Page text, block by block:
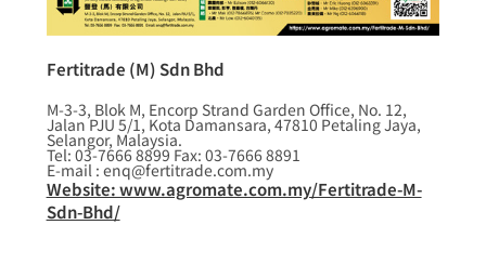
Fertitrade (M) Sdn Bhd
M-3-3, Blok M, Encorp Strand Garden Office, No. 12,
Jalan PJU 5/1, Kota Damansara, 47810 Petaling Jaya,
Selangor, Malaysia.
Tel: 03-7666 8899 Fax: 03-7666 8891
E-mail : enq@fertitrade.com.my
Website: www.agromate.com.my/Fertitrade-M-
Sdn-Bhd/